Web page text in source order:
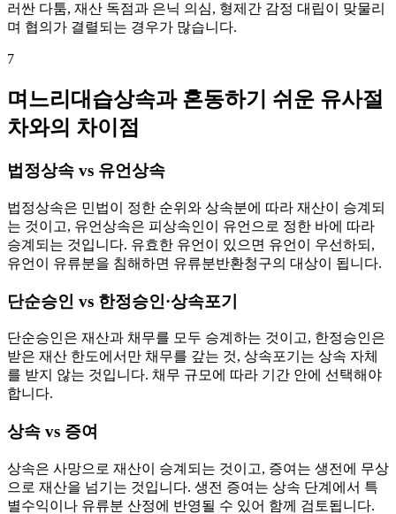
러싼 다툼, 재산 독점과 은닉 의심, 형제간 감정 대립이 맞물리
며 협의가 결렬되는 경우가 많습니다.
7
며느리대습상속과 혼동하기 쉬운 유사절
차와의 차이점
법정상속 vs 유언상속
법정상속은 민법이 정한 순위와 상속분에 따라 재산이 승계되
는 것이고, 유언상속은 피상속인이 유언으로 정한 바에 따라
승계되는 것입니다. 유효한 유언이 있으면 유언이 우선하되,
유언이 유류분을 침해하면 유류분반환청구의 대상이 됩니다.
단순승인 vs 한정승인·상속포기
단순승인은 재산과 채무를 모두 승계하는 것이고, 한정승인은
받은 재산 한도에서만 채무를 갚는 것, 상속포기는 상속 자체
를 받지 않는 것입니다. 채무 규모에 따라 기간 안에 선택해야
합니다.
상속 vs 증여
상속은 사망으로 재산이 승계되는 것이고, 증여는 생전에 무상
으로 재산을 넘기는 것입니다. 생전 증여는 상속 단계에서 특
별수익이나 유류분 산정에 반영될 수 있어 함께 검토됩니다.